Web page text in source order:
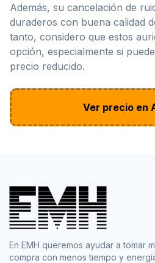
Además, su cancelación de
duraderos con buena calidad
tanto, considero que estos
opción, especialmente si
precio reducido.
Ver precio en
En EMH queremos ayudar a tomar
compra con menos tiempo y